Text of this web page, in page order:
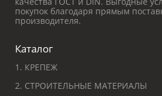
покупок благодаря прямым
производителя.
Каталог
1. КРЕПЕЖ
2. СТРОИТЕЛЬНЫЕ МАТЕРИАЛЫ